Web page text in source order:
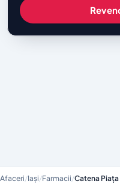
Afaceri/Iași/Farmacii/Catena Piața